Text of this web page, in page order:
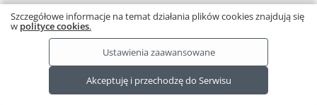
Należy pamiętać, że korzystanie ze strony internetowej bez
zmiany ustawień oznacza, że pliki cookies będą zapisywane na
urządzeniu końcowym Użytkownika.
Szczegółowe informacje na temat działania plików cookies znajdują się
w polityce cookies.
Ustawienia zaawansowane
Akceptuję i przechodzę do Serwisu